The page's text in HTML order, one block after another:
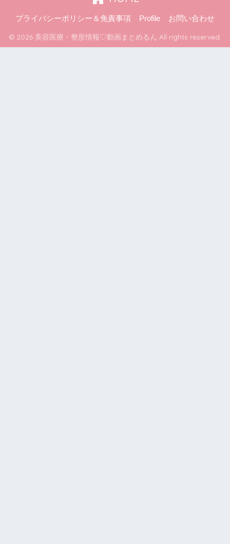
プライバシーポリシー＆免責事項 Profile お問い合わせ
© 2026 美容医療・整形情報♡動画まとめるん All rights reserved.